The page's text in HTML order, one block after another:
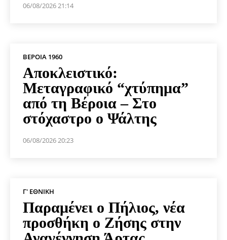
06/08/2026 21:14
ΒΕΡΟΙΑ 1960
Αποκλειστικό:
Μεταγραφικό “χτύπημα”
από τη Βέροια – Στο
στόχαστρο ο Ψάλτης
06/08/2026 20:23
Γ' ΕΘΝΙΚΉ
Παραμένει ο Πήλιος, νέα
προσθήκη ο Ζήσης στην